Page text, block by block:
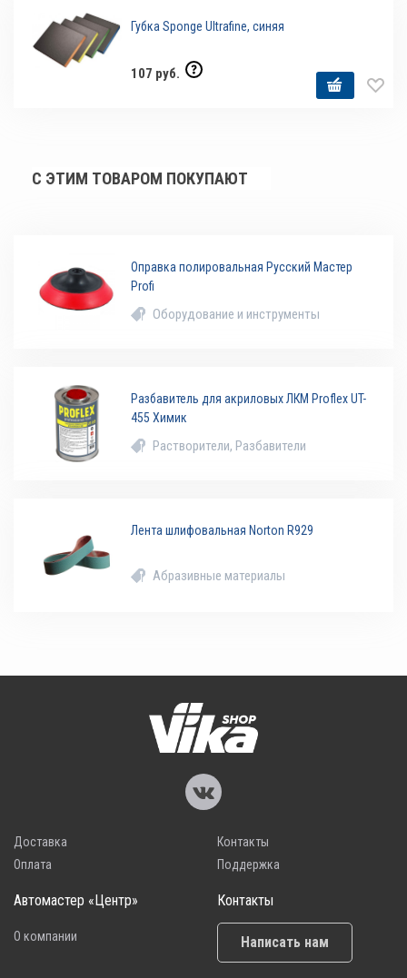
Губка Sponge Ultrafine, синяя
107 руб.
С ЭТИМ ТОВАРОМ ПОКУПАЮТ
Оправка полировальная Русский Мастер
Profi
Оборудование и инструменты
Разбавитель для акриловых ЛКМ Proflex UT-
455 Химик
Растворители, Разбавители
Лента шлифовальная Norton R929
Абразивные материалы
Доставка
Оплата
Контакты
Поддержка
Автомастер «Центр»
О компании
Контакты
Написать нам